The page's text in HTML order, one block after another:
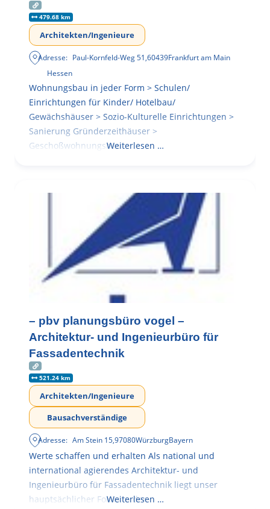
479.68 km
Architekten/Ingenieure
Adresse: Paul-Kornfeld-Weg 51,60439Frankfurt am Main
Hessen
Wohnungsbau in jeder Form > Schulen/
Einrichtungen für Kinder/ Hotelbau/
Gewächshäuser > Sozio-Kulturelle Einrichtungen >
Sanierung Gründerzeithäuser >
GeschoßwohnungsbauWeiterlesen …
– pbv planungsbüro vogel –
Architektur- und Ingenieurbüro für
Fassadentechnik
521.24 km
Architekten/Ingenieure
Bausachverständige
Adresse: Am Stein 15,97080WürzburgBayern
Werte schaffen und erhalten Als national und
international agierendes Architektur- und
Ingenieurbüro für Fassadentechnik liegt unser
hauptsächlicher Fokus in der
Weiterlesen …